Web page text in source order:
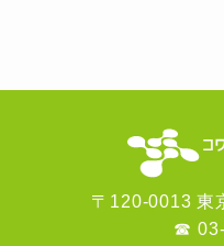
〒120-0013 東
☎